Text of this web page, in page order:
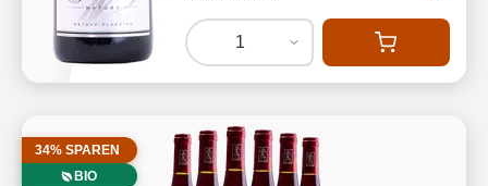
1
34% SPAREN
BIO